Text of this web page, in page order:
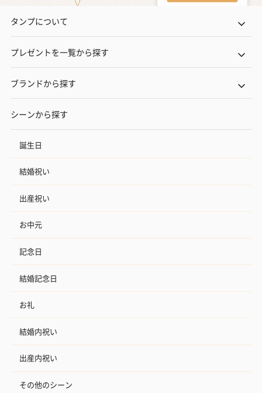
タンプについて
プレゼントを一覧から探す
ブランドから探す
シーンから探す
誕生日
結婚祝い
出産祝い
お中元
記念日
結婚記念日
お礼
結婚内祝い
出産内祝い
その他のシーン